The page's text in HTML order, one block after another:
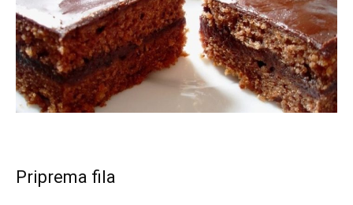
Priprema fila